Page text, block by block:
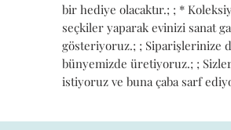
bir hediye olacaktır.; ; *
seçkiler yaparak evinizi sanat
gösteriyoruz.; ; Siparişlerinize
bünyemizde üretiyoruz.; ;
istiyoruz ve buna çaba sarf